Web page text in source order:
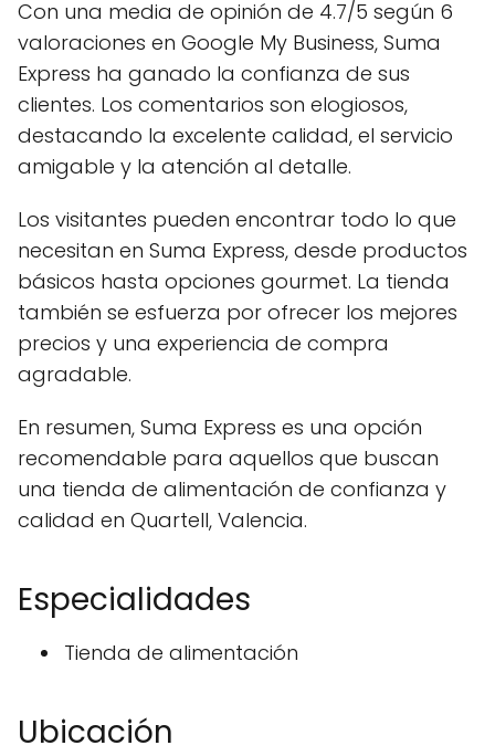
Con una media de opinión de 4.7/5 según 6
valoraciones en Google My Business, Suma
Express ha ganado la confianza de sus
clientes. Los comentarios son elogiosos,
destacando la excelente calidad, el servicio
amigable y la atención al detalle.
Los visitantes pueden encontrar todo lo que
necesitan en Suma Express, desde productos
básicos hasta opciones gourmet. La tienda
también se esfuerza por ofrecer los mejores
precios y una experiencia de compra
agradable.
En resumen, Suma Express es una opción
recomendable para aquellos que buscan
una tienda de alimentación de confianza y
calidad en Quartell, Valencia.
Especialidades
Tienda de alimentación
Ubicación